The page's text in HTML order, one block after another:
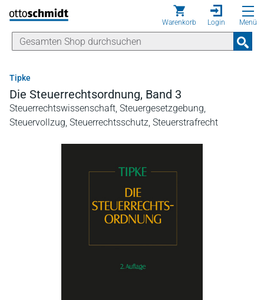
Direkt zum Inhalt
Warenkorb Login Menü
Tipke
Die Steuerrechtsordnung, Band 3
Steuerrechtswissenschaft, Steuergesetzgebung,
Steuervollzug, Steuerrechtsschutz, Steuerstrafrecht